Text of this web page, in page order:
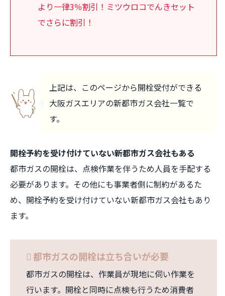
より一律3％割引！ミツウロコでんきセット
でさらに割引！
上記は、このページから開栓受付ができる
大阪ガスエリアの新都市ガス会社一覧で
す。
開栓予約を受け付けていない新都市ガス会社もある
都市ガスの開栓は、点検作業を伴うため人員を手配する
必要があります。その他にも事業者側に制約があるた
め、開栓予約を受け付けていない新都市ガス会社もあり
ます。
都市ガスの開栓は立ち合いが必要
都市ガスの開栓は、作業員が現地に伺い作業を
行います。開栓と同時に点検も行うため消費者